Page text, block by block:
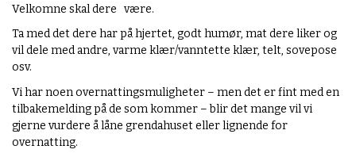
r
g
e
n
k
o
l
o
Velkomne skal dere være.
Ta med det dere har på hjertet, godt humør, mat dere liker og
vil dele med andre, varme klær/vanntette klær, telt, sovepose
osv.
Vi har noen overnattingsmuligheter – men det er fint med en
tilbakemelding på de som kommer – blir det mange vil vi
gjerne vurdere å låne grendahuset eller lignende for
overnatting.